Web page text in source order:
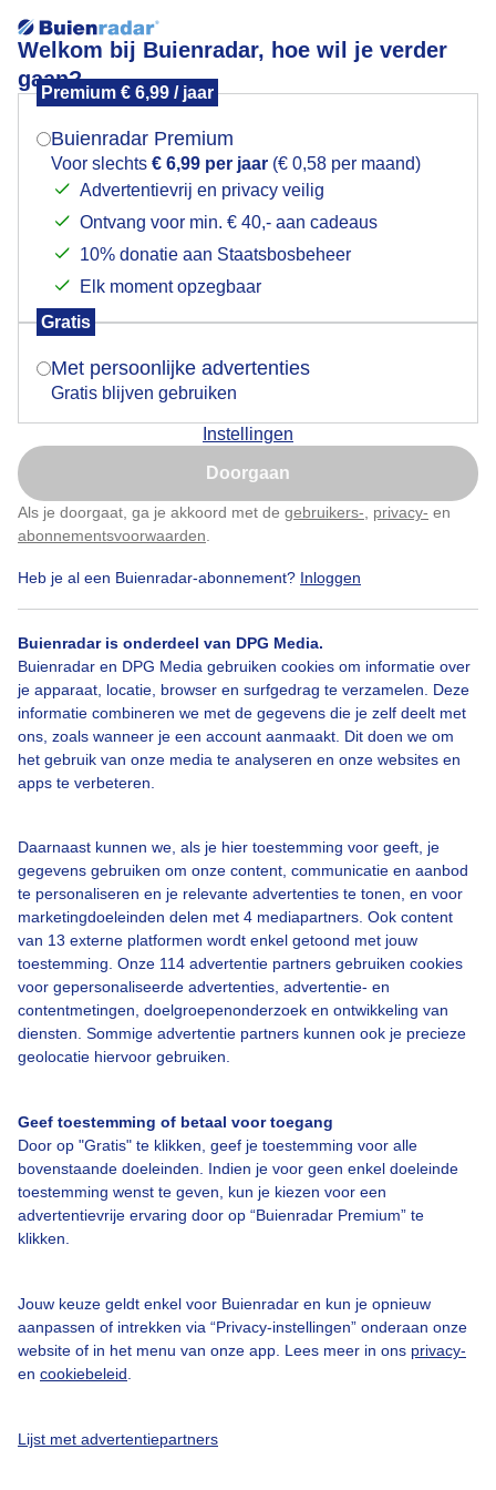
Welkom bij Buienradar, hoe wil je verder
gaan?
Premium € 6,99 / jaar
Buienradar Premium
Voor slechts € 6,99 per jaar (€ 0,58 per maand)
Advertentievrij en privacy veilig
Ontvang voor min. € 40,- aan cadeaus
10% donatie aan Staatsbosbeheer
Elk moment opzegbaar
Gratis
Met persoonlijke advertenties
Gratis blijven gebruiken
Instellingen
Doorgaan
Als je doorgaat, ga je akkoord met de gebruikers- privacy- en
abonnementsvoorwaarden
Heb je al een Buienradar-abonnement? Inloggen
Buienradar is onderdeel van DPG Media.
Buienradar en DPG Media gebruiken cookies om informatie over
je apparaat, locatie, browser en surfgedrag te verzamelen. Deze
informatie combineren we met de gegevens die je zelf deelt met
ons, zoals wanneer je een account aanmaakt. Dit doen we om
het gebruik van onze media te analyseren en onze websites en
apps te verbeteren.
Daarnaast kunnen we, als je hier toestemming voor geeft, je
gegevens gebruiken om onze content, communicatie en aanbod
te personaliseren en je relevante advertenties te tonen, en voor
marketingdoeleinden delen met 4 mediapartners. Ook content
van 13 externe platformen wordt enkel getoond met jouw
toestemming. Onze 114 advertentie partners gebruiken cookies
voor gepersonaliseerde advertenties, advertentie- en
contentmetingen, doelgroepenonderzoek en ontwikkeling van
diensten. Sommige advertentie partners kunnen ook je precieze
geolocatie hiervoor gebruiken.
Geef toestemming of betaal voor toegang
Door op "Gratis" te klikken, geef je toestemming voor alle
bovenstaande doeleinden. Indien je voor geen enkel doeleinde
toestemming wenst te geven, kun je kiezen voor een
advertentievrije ervaring door op “Buienradar Premium” te
klikken.
Jouw keuze geldt enkel voor Buienradar en kun je opnieuw
aanpassen of intrekken via “Privacy-instellingen” onderaan onze
website of in het menu van onze app. Lees meer in ons privacy-
en cookiebeleid
Lijst met advertentiepartners
Amsterdam.
Door: Geurt van Roekel Gemaakt: 07-07-2025, 26x bekeken
Bekijk slideshow
Over Buienradar
Bedrijfsgegevens
Contact
Toegankelijkheid
Gebruikersvoorwaarden
Privacy beleid
Cookie beleid
Gratis weerdata
Mogen we je locatie gebruiken voor het
Indien je hier nog geen akkoord op hebt gegeven,
verschijnt er zo een pop-up uit je browser waarin
Is goed, toon de popup
Nu niet, misschien later
Klik hierom dit aan te passen